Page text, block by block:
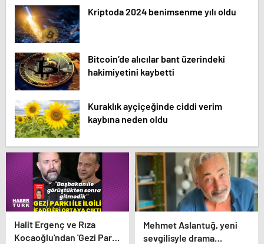
Kriptoda 2024 benimsenme yılı oldu
Bitcoin’de alıcılar bant üzerindeki
hakimiyetini kaybetti
Kuraklık ayçiçeğinde ciddi verim
kaybına neden oldu
Halit Ergenç ve Rıza
Kocaoğlu'ndan 'Gezi Parkı'
Mehmet Aslantuğ, yeni
sevgilisyle drama